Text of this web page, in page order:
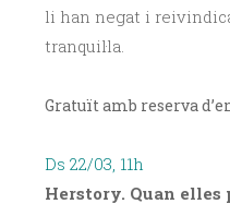
li han negat i
tranquil·la.
Gratuït amb reserva
Ds 22/03, 11h
Herstory. Quan elles